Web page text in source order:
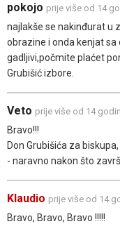
pokojo prije više od 14
najlakše se nakinđurat u
obrazine i onda kenjat
gadljivi,počmite plaćet
Grubišić izbore.
Veto prije više od 14
Bravo!!!
Don Grubišića za
- naravno nakon što
Klaudio prije više od 14
Bravo, Bravo, Bravo !!!!!